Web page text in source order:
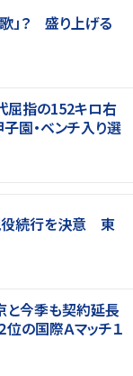
」？ 盛り上げる
屈指の152キロ右
園・ベンチ入り選
役続行を決意 東
と今季も契約延長
の国際Ａマッチ１